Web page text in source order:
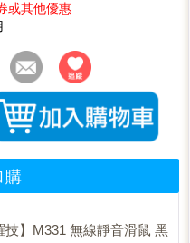
或其他優惠
購
技】M331 無線靜音滑鼠 黑